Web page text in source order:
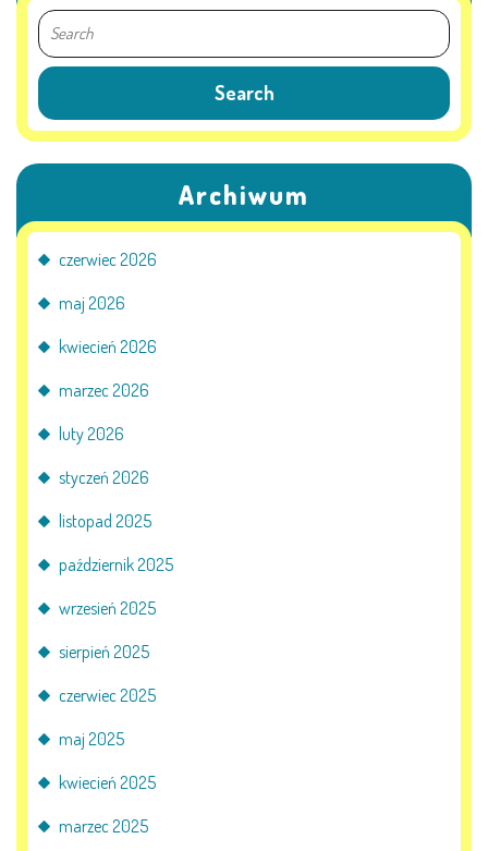
Archiwum
czerwiec 2026
maj 2026
kwiecień 2026
marzec 2026
luty 2026
styczeń 2026
listopad 2025
październik 2025
wrzesień 2025
sierpień 2025
czerwiec 2025
maj 2025
kwiecień 2025
marzec 2025